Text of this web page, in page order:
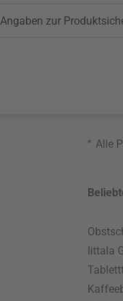
Angaben zur
* Alle
Iittala